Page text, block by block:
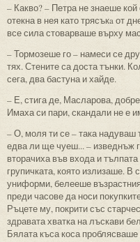
– Какво? – Петра не знаеше
отекна в нея като трясъкa от
все сила стоварваше върху
– Тормозеше го – намеси се
тях. Стените са доста тънки.
сега, два бастуна и хайде.
– Е, стига де, Масларова,
Имаха си пари, скандали не е
– О, моля ти се – така надуваш
едва ли ще чуеш... – изведнъж
вторачиха във входа и
групичката, която излизаше. В
униформи, белееше
преди часове да носи
Ръцете му, покрити със
здравата хватка на лъскави
Бялата къса коса